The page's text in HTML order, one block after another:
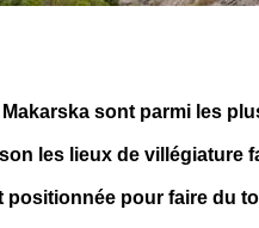
sont parmi les
les lieux de villégiature
positionnée pour faire du